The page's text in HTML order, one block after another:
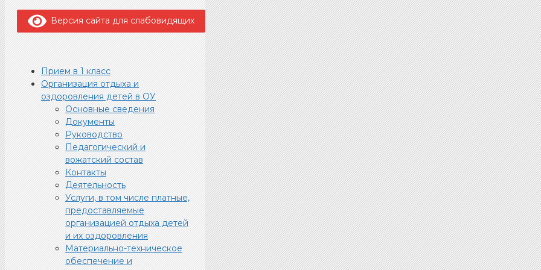
Версия сайта для слабовидящих
Прием в 1 класс
Организация отдыха и
оздоровления детей в ОУ
Основные сведения
Документы
Руководство
Педагогический и
вожатский состав
Контакты
Деятельность
Услуги, в том числе платные,
предоставляемые
организацией отдыха детей
и их оздоровления
Материально-техническое
обеспечение и